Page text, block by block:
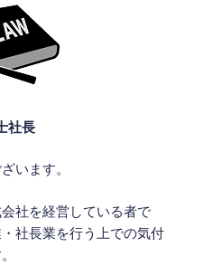
社長
います。
社を経営している者で
社長業を行う上での気付